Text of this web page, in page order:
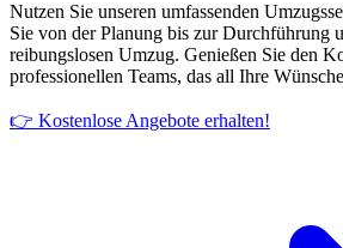
Nutzen Sie unseren umfassenden
Sie von der Planung bis zur Durchführung
reibungslosen Umzug. Genießen Sie den
professionellen Teams, das all Ihre
👉 Kostenlose Angebote erhalten!